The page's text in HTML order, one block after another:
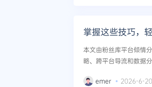
掌握这些技巧，
本文由粉丝库平台倾情
略、跨平台导流和数据
emer 2026-6-